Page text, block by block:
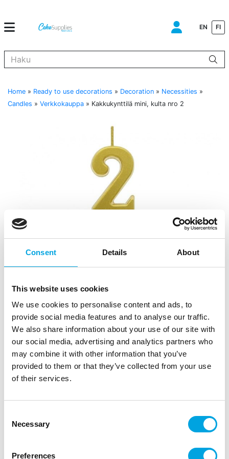
Consent Details About
This website uses cookies
We use cookies to personalise content and ads, to
provide social media features and to analyse our traffic.
We also share information about your use of our site with
our social media, advertising and analytics partners who
may combine it with other information that you’ve
provided to them or that they’ve collected from your use
of their services.
Selection
Necessary
Preferences
EN FI
Home » Ready to use decorations » Decoration » Necessities »
Candles » Verkkokauppa » Kakkukynttilä mini, kulta nro 2
Kakkukynttilä mini, kulta nro 2
Tuotetunnus (SKU): BH-SPZ2 | EAN: 5902973175875
Pakkauskoko: 10 | Myyntiyksikkö: 10
Suloinen, pieni numerokakkukynttilä kakkuun,
Kuvaus